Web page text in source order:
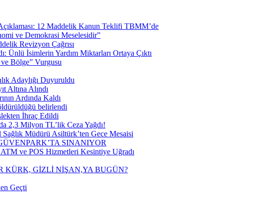
12 Maddelik Kanun Teklifi TBMM’de
ve Demokrasi Meselesidir”
Revizyon Çağrısı
Ünlü İsimlerin Yardım Miktarları Ortaya Çıktı
Bölge” Vurgusu
Adaylığı Duyuruldu
Altına Alındı
Ardında Kaldı
belirlendi
İhraç Edildi
2,3 Milyon TL’lik Ceza Yağdı!
Müdürü Asiltürk’ten Gece Mesaisi
SINANIYOR
ve POS Hizmetleri Kesintiye Uğradı
KÜRK, GİZLİ NİŞAN,YA BUGÜN?
Geçti